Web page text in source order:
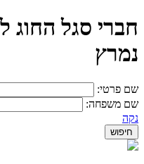
חברי סגל החוג
נמרץ
שם פרטי:
שם משפחה:
נקה